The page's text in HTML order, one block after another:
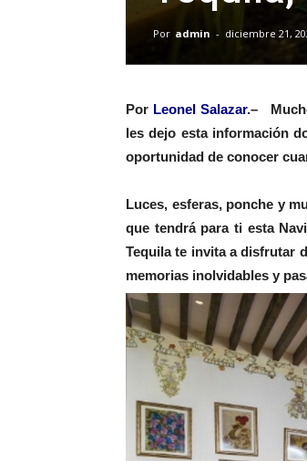
Por admin - diciembre 21,
Por Leonel Salazar.–
les dejo esta información
oportunidad de conocer
Luces, esferas, ponche y
que tendrá para ti esta
Tequila te invita a disfrutar
memorias inolvidables y